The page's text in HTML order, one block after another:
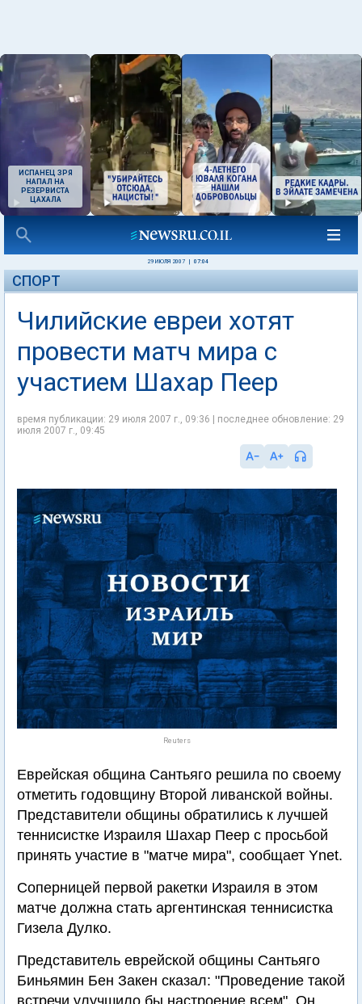
ИСПАНЕЦ ЗРЯ
НАПАЛ НА
РЕЗЕРВИСТА
ЦАХАЛА
29 ИЮЛЯ 2007 07:04
СПОРТ
Чилийские евреи хотят
провести матч мира с
участием Шахар Пеер
время публикации: 29 июля 2007 г., 09:36 | последнее обновление: 29
июля 2007 г., 09:45
Reuters
Еврейская община Сантьяго решила по своему
отметить годовщину Второй ливанской войны.
Представители общины обратились к лучшей
теннисистке Израиля Шахар Пеер с просьбой
принять участие в "матче мира", сообщает Ynet.
Соперницей первой ракетки Израиля в этом
матче должна стать аргентинская теннисистка
Гизела Дулко.
Представитель еврейской общины Сантьяго
Биньямин Бен Закен сказал: "Проведение такой
встречи улучшило бы настроение всем". Он